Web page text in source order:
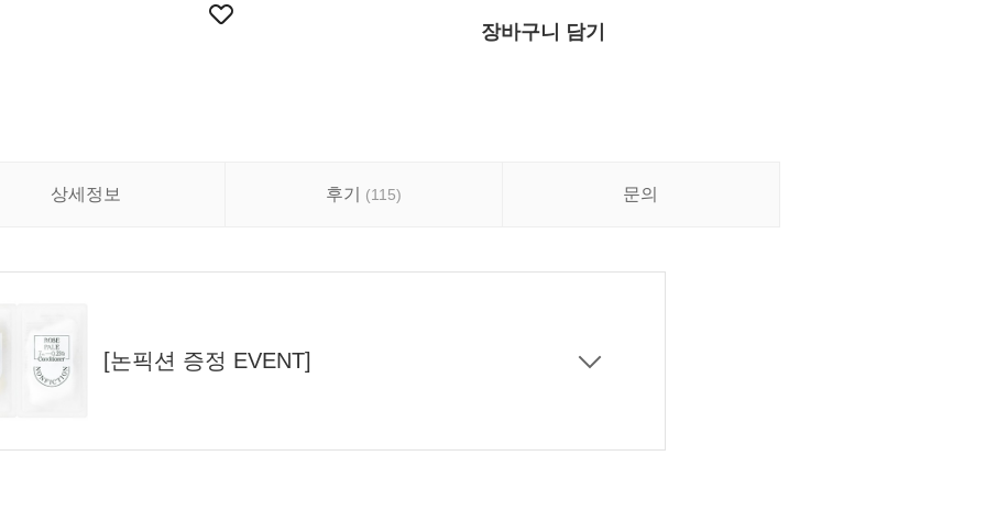
장바구니 담기
상세정보 후기 (115) 문의
[논픽션 증정 EVENT]